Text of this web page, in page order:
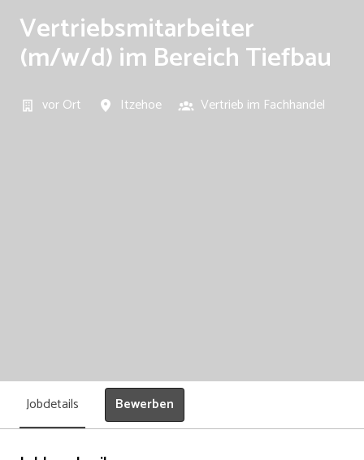
Vertriebsmitarbeiter
(m/w/d) im Bereich Tiefbau
vor Ort Itzehoe Vertrieb im Fachhandel
Jobdetails Bewerben